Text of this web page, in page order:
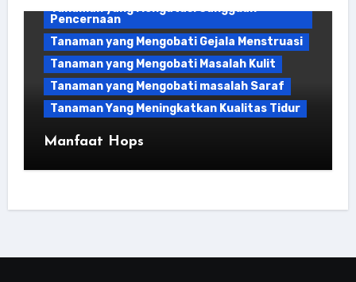
Tanaman yang Mengatasi Gangguan
Pencernaan
Tanaman yang Mengobati Gejala Menstruasi
Tanaman yang Mengobati Masalah Kulit
Tanaman yang Mengobati masalah Saraf
Tanaman Yang Meningkatkan Kualitas Tidur
Manfaat Hops